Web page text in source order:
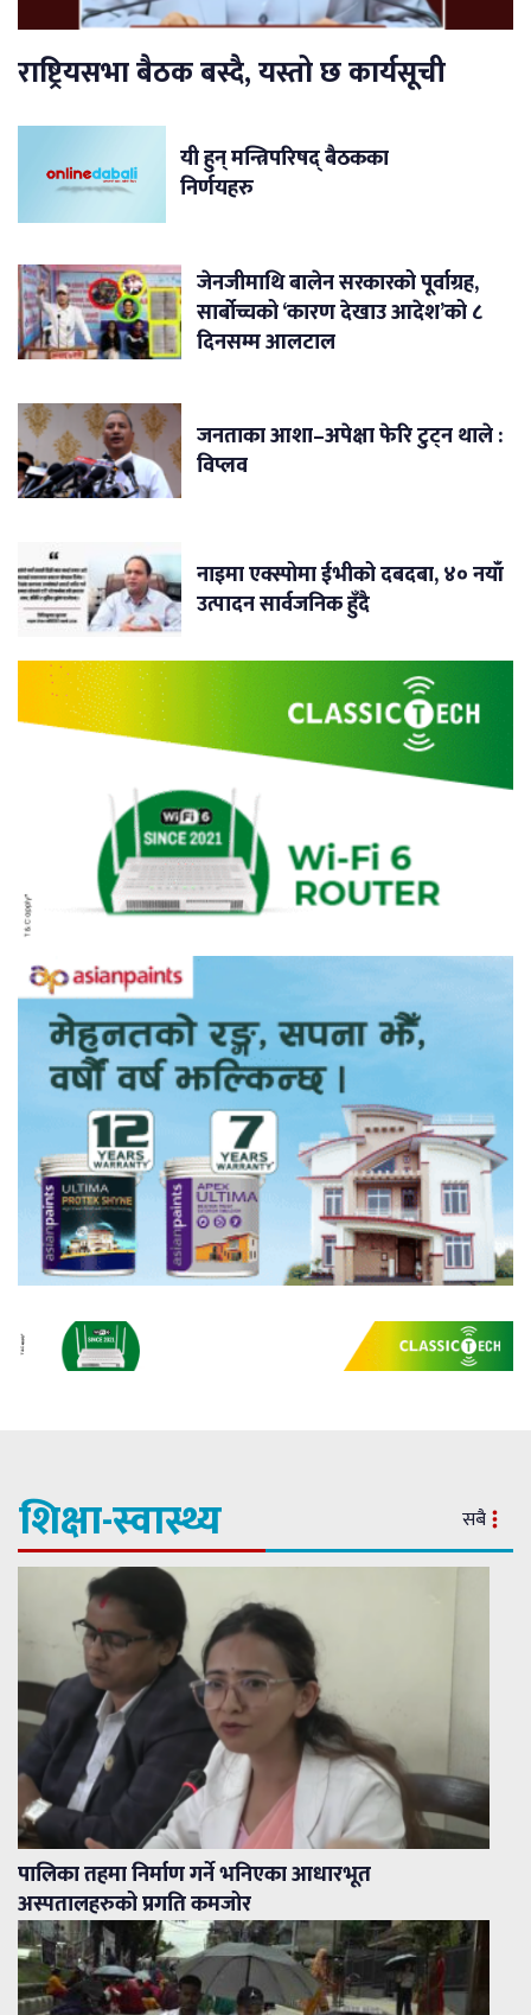
राष्ट्रियसभा बैठक बस्दै, यस्तो छ कार्यसूची
यी हुन् मन्त्रिपरिषद् बैठकका
निर्णयहरु
जेनजीमाथि बालेन सरकारको पूर्वाग्रह,
सार्बोच्चको ‘कारण देखाउ आदेश’को ८
दिनसम्म आलटाल
जनताका आशा–अपेक्षा फेरि टुट्न थाले :
विप्लव
नाइमा एक्स्पोमा ईभीको दबदबा, ४० नयाँ
उत्पादन सार्वजनिक हुँदै
शिक्षा-स्वास्थ्य सबै
पालिका तहमा निर्माण गर्ने भनिएका आधारभूत
अस्पतालहरुको प्रगति कमजोर